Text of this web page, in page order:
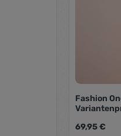
Fashion
Regulärer
69,95 €